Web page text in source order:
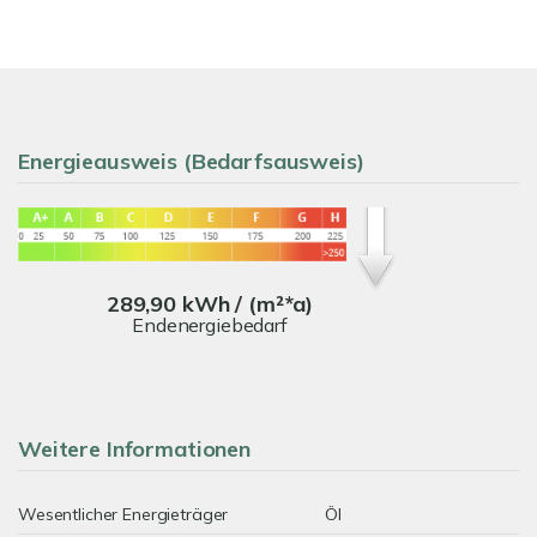
Energieausweis (Bedarfsausweis)
289,90 kWh / (m²*a)
Endenergiebedarf
Weitere Informationen
Wesentlicher Energieträger Öl